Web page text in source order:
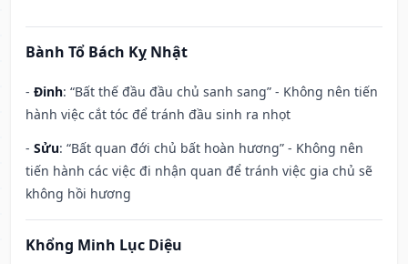
Bành Tổ Bách Kỵ Nhật
- Đinh: “Bất thế đầu đầu chủ sanh sang” - Không nên tiến
hành việc cắt tóc để tránh đầu sinh ra nhọt
- Sửu: “Bất quan đới chủ bất hoàn hương” - Không nên
tiến hành các việc đi nhận quan để tránh việc gia chủ sẽ
không hồi hương
Khổng Minh Lục Diệu